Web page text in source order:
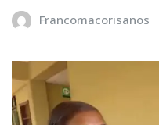
Francomacorisanos